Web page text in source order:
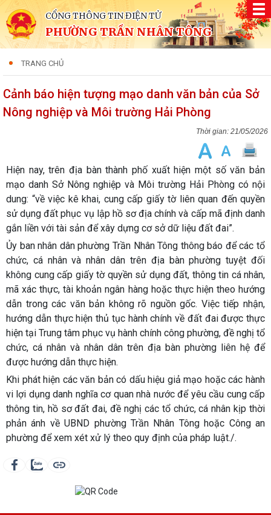
CỔNG THÔNG TIN ĐIỆN TỬ
PHƯỜNG TRẦN NHÂN TÔNG
TRANG CHỦ
Cảnh báo hiện tượng mạo danh văn bản của Sở
Nông nghiệp và Môi trường Hải Phòng
21/05/2026
Hiện nay, trên địa bàn thành phố xuất hiện một số văn bản
mạo danh Sở Nông nghiệp và Môi trường Hải Phòng có nội
dung: “về việc kê khai, cung cấp giấy tờ liên quan đến quyền
sử dụng đất phục vụ lập hồ sơ địa chính và cấp mã định danh
gắn liền với tài sản để xây dựng cơ sở dữ liệu đất đai”.
Ủy ban nhân dân phường Trần Nhân Tông thông báo để các tổ
chức, cá nhân và nhân dân trên địa bàn phường tuyệt đối
không cung cấp giấy tờ quyền sử dụng đất, thông tin cá nhân,
mã xác thực, tài khoản ngân hàng hoặc thực hiện theo hướng
dẫn trong các văn bản không rõ nguồn gốc. Việc tiếp nhận,
hướng dẫn thực hiện thủ tục hành chính về đất đai được thực
hiện tại Trung tâm phục vụ hành chính công phường, đề nghị tổ
chức, cá nhân và nhân dân trên địa bàn phường liên hệ để
được hướng dẫn thực hiện.
Khi phát hiện các văn bản có dấu hiệu giả mạo hoặc các hành
vi lợi dụng danh nghĩa cơ quan nhà nước để yêu cầu cung cấp
thông tin, hồ sơ đất đai, đề nghị các tổ chức, cá nhân kịp thời
phản ánh về UBND phường Trần Nhân Tông hoặc Công an
phường để xem xét xử lý theo quy định của pháp luật./.